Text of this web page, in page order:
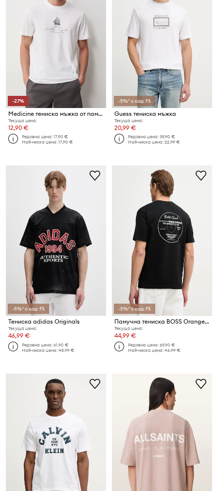
-27%
Medicine тениска мъжка от памук с еластан
Текуща цена:
12,90 €
Редовна цена:17,90 €
Най-ниска цена:17,90 €
-5%* с код: FS
Guess тениска мъжка
Текуща цена:
20,99 €
Редовна цена:39,90 €
Най-ниска цена:22,99 €
-5%* с код: FS
Тениска adidas Originals
Текуща цена:
46,99 €
Редовна цена:61,90 €
Най-ниска цена:48,99 €
-5%* с код: FS
Памучна тениска BOSS Orange Te_BossClub
Текуща цена:
44,99 €
Редовна цена:69,90 €
Най-ниска цена:46,99 €